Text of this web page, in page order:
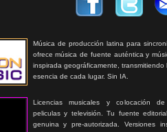
Música de producción latina para
ofrece música de fuente auténtica y
inspirada geográficamente, transmitiendo
esencia de cada lugar. Sin IA.
Licencias musicales y colocación
peliculas y televisión. Tu fuente
genuina y pre-autorizada. Versiones